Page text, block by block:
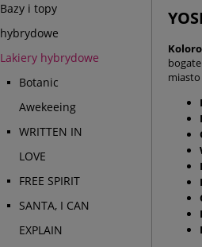
Bazy i topy
hybrydowe
Lakiery hybrydowe
Botanic
Awekeeing
WRITTEN IN
LOVE
FREE SPIRIT
SANTA, I CAN
EXPLAIN
miasto